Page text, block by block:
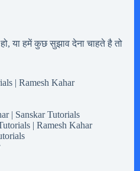
या हमें कुछ सुझाव देना चाहते है तो
| Ramesh Kahar
| Sanskar Tutorials
| Ramesh Kahar